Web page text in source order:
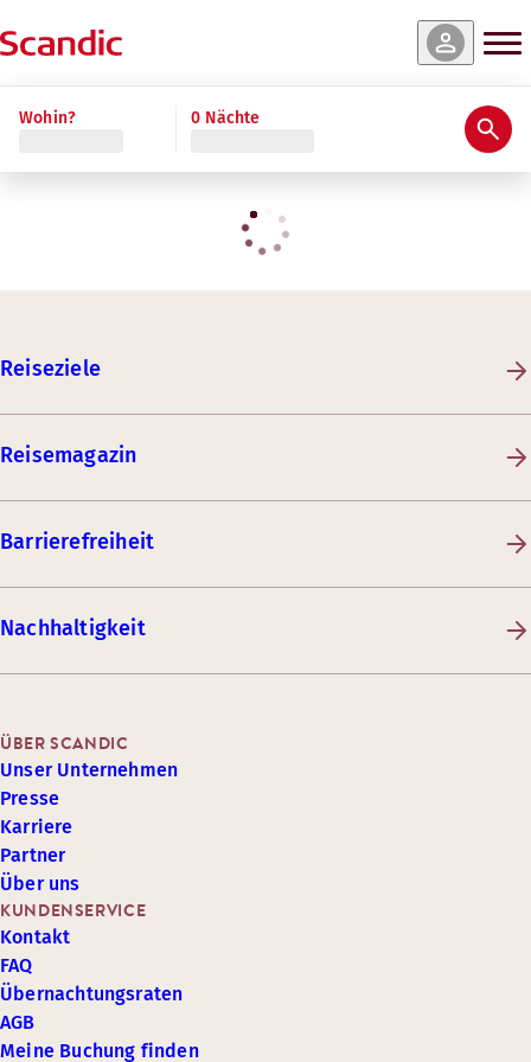
Wohin? 0 Nächte
Reiseziele
Reisemagazin
Barrierefreiheit
Nachhaltigkeit
KUNDENSERVICE
Kontakt
FAQ
Übernachtungsraten
AGB
Meine Buchung finden
ÜBER SCANDIC
Unser Unternehmen
Presse
Karriere
Partner
Über uns